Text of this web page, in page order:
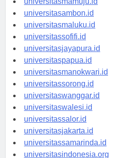
universitasmamuju.id
universitasambon.id
universitasmaluku.id
universitassofifi.id
universitasjayapura.id
universitaspapua.id
universitasmanokwari.id
universitassorong.id
universitaswanggar.id
universitaswalesi.id
universitassalor.id
universitasjakarta.id
universitassamarinda.id